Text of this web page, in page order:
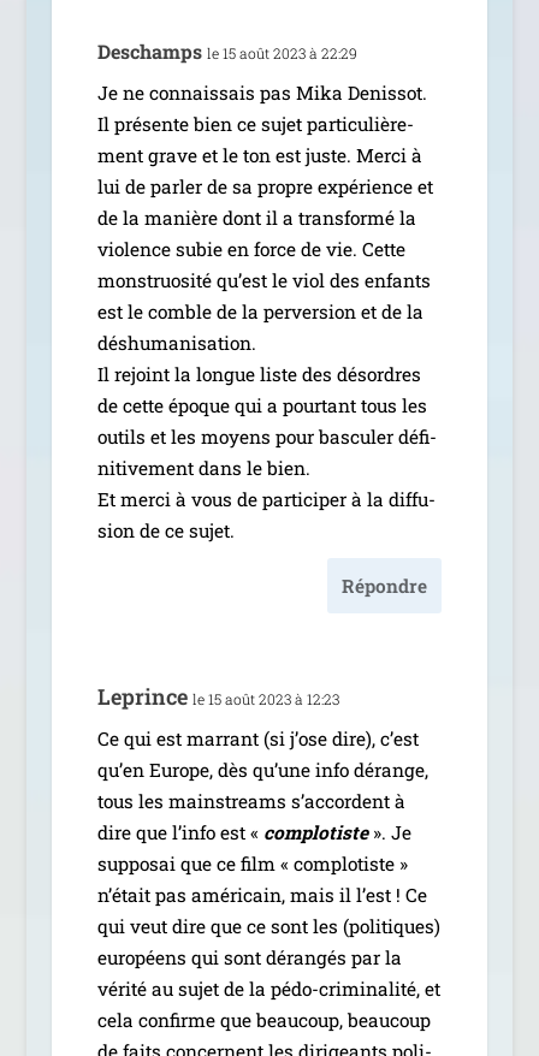
Deschamps le 15 août 2023 à 22:29
Je ne connais­sais pas Mika Denissot.
Il pré­sente bien ce sujet par­ti­cu­liè­re­
ment grave et le ton est juste. Merci à
lui de par­ler de sa propre expé­rience et
de la manière dont il a trans­for­mé la
vio­lence subie en force de vie. Cette
mons­truo­si­té qu’est le viol des enfants
est le comble de la per­ver­sion et de la
déshu­ma­ni­sa­tion.
Il rejoint la longue liste des désordres
de cette époque qui a pour­tant tous les
outils et les moyens pour bas­cu­ler défi­
ni­ti­ve­ment dans le bien.
Et mer­ci à vous de par­ti­ci­per à la dif­fu­
sion de ce sujet.
Répondre
Leprince le 15 août 2023 à 12:23
Ce qui est mar­rant (si j’ose dire), c’est
qu’en Europe, dès qu’une info dérange,
tous les mains­treams s’ac­cordent à
dire que l’in­fo est « com­plo­tiste». Je
sup­po­sai que ce film « com­plo­tiste »
n’é­tait pas amé­ri­cain, mais il l’est ! Ce
qui veut dire que ce sont les (poli­tiques)
euro­péens qui sont déran­gés par la
véri­té au sujet de la pédo-cri­­mi­­na­­li­­té, et
cela confirme que beau­coup, beau­coup
de faits concernent les diri­geants poli­